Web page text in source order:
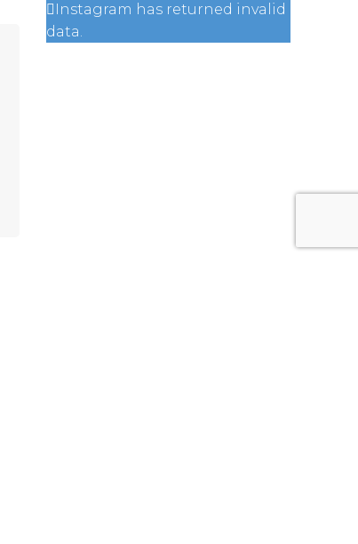
Instagram has returned invalid
data.